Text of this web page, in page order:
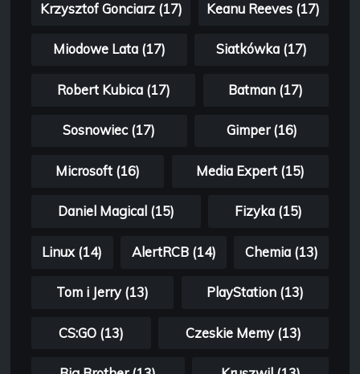
Krzysztof Gonciarz (17) Keanu Reeves (17)
Miodowe Lata (17) Siatkówka (17)
Robert Kubica (17) Batman (17)
Sosnowiec (17) Gimper (16)
Microsoft (16) Media Expert (15)
Daniel Magical (15) Fizyka (15)
Linux (14) AlertRCB (14) Chemia (13)
Tom i Jerry (13) PlayStation (13)
CS:GO (13) Czeskie Memy (13)